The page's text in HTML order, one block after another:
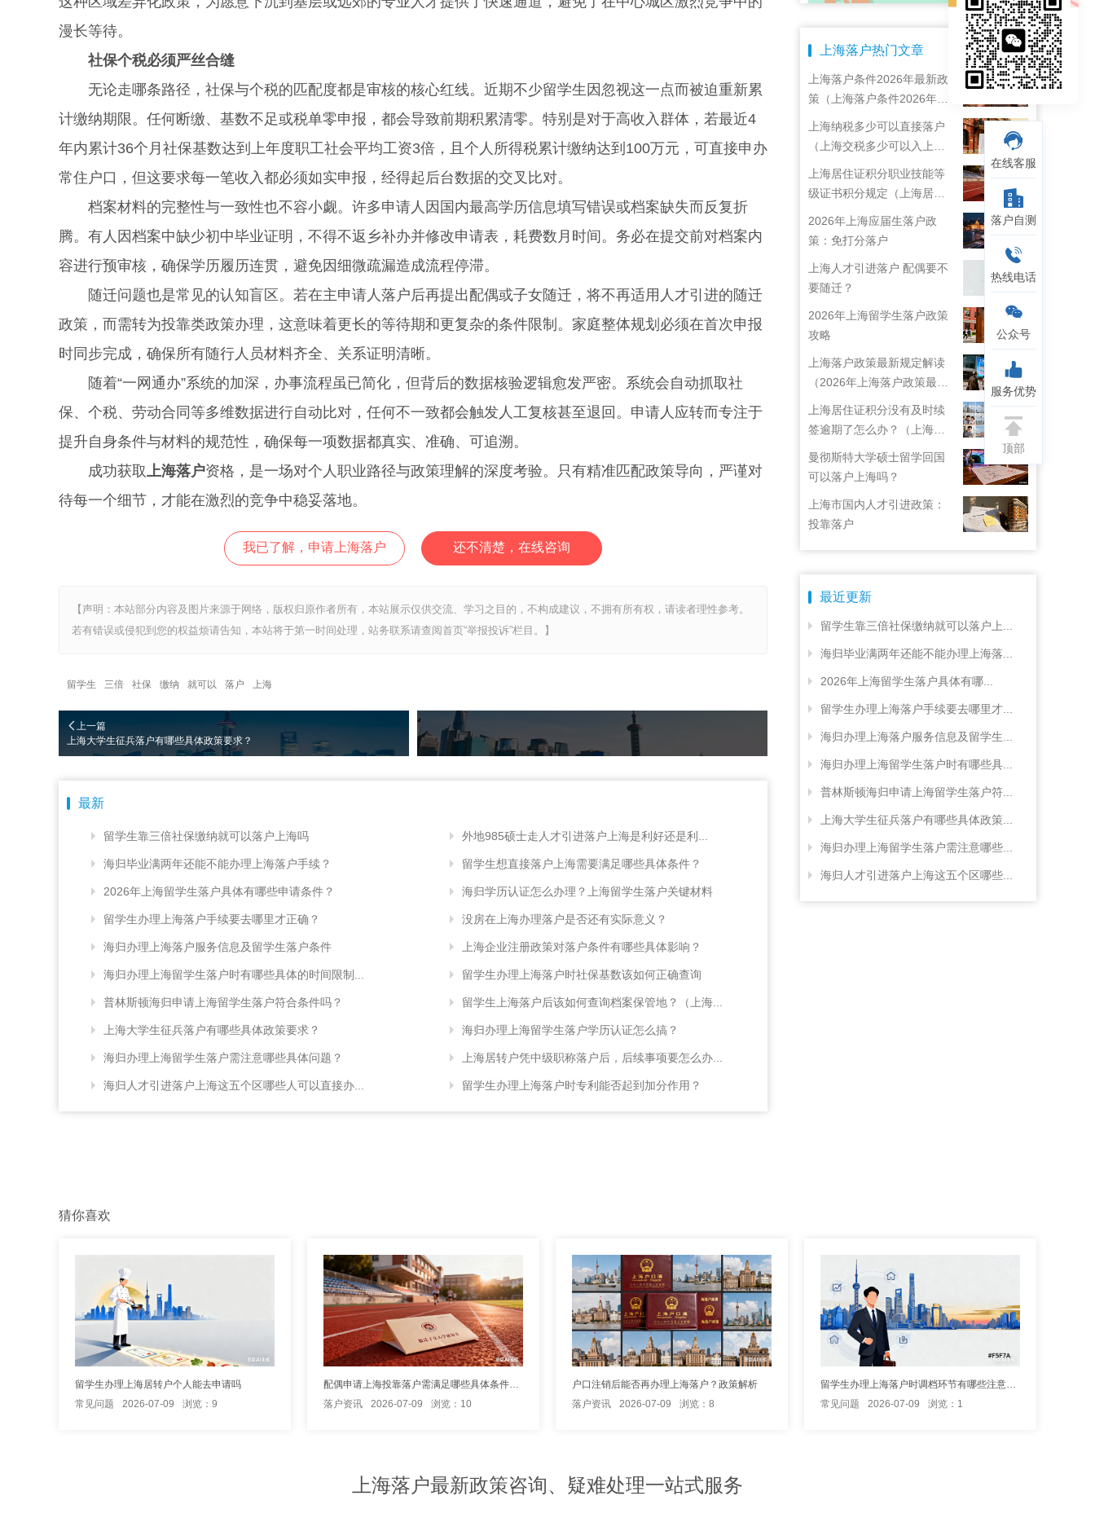
漫长等待。
社保个税必须严丝合缝
无论走哪条路径，社保与个税的匹配度都是审核的核心红线。近期不少留学生因忽视这一点而被迫重新累
计缴纳期限。任何断缴、基数不足或税单零申报，都会导致前期积累清零。特别是对于高收入群体，若最近4
年内累计36个月社保基数达到上年度职工社会平均工资3倍，且个人所得税累计缴纳达到100万元，可直接申办
常住户口，但这要求每一笔收入都必须如实申报，经得起后台数据的交叉比对。
档案材料的完整性与一致性也不容小觑。许多申请人因国内最高学历信息填写错误或档案缺失而反复折
腾。有人因档案中缺少初中毕业证明，不得不返乡补办并修改申请表，耗费数月时间。务必在提交前对档案内
容进行预审核，确保学历履历连贯，避免因细微疏漏造成流程停滞。
随迁问题也是常见的认知盲区。若在主申请人落户后再提出配偶或子女随迁，将不再适用人才引进的随迁
政策，而需转为投靠类政策办理，这意味着更长的等待期和更复杂的条件限制。家庭整体规划必须在首次申报
时同步完成，确保所有随行人员材料齐全、关系证明清晰。
随着“一网通办”系统的加深，办事流程虽已简化，但背后的数据核验逻辑愈发严密。系统会自动抓取社
保、个税、劳动合同等多维数据进行自动比对，任何不一致都会触发人工复核甚至退回。申请人应转而专注于
提升自身条件与材料的规范性，确保每一项数据都真实、准确、可追溯。
成功获取 上海落户资格，是一场对个人职业路径与政策理解的深度考验。只有精准匹配政策导向，严谨对
待每一个细节，才能在激烈的竞争中稳妥落地。
我已了解，申请上海落户 还不清楚，在线咨询
【声明：本站部分内容及图片来源于网络，版权归原作者所有，本站展示仅供交流、学习之目的，不构成建议，不拥有所有权，请读者理性参考。
若有错误或侵犯到您的权益烦请告知，本站将于第一时间处理，站务联系请查阅首页“举报投诉”栏目。】
留学生 三倍 社保 缴纳 就可以 落户 上海
上一篇
上海大学生征兵落户有哪些具体政策要求？
最新
留学生靠三倍社保缴纳就可以落户上海吗
海归毕业满两年还能不能办理上海落户手续？
2026年上海留学生落户具体有哪些申请条件？
留学生办理上海落户手续要去哪里才正确？
海归办理上海落户服务信息及留学生落户条件
海归办理上海留学生落户时有哪些具体的时间限制...
普林斯顿海归申请上海留学生落户符合条件吗？
上海大学生征兵落户有哪些具体政策要求？
海归办理上海留学生落户需注意哪些具体问题？
海归人才引进落户上海这五个区哪些人可以直接办...
外地985硕士走人才引进落户上海是利好还是利...
留学生想直接落户上海需要满足哪些具体条件？
海归学历认证怎么办理？上海留学生落户关键材料
没房在上海办理落户是否还有实际意义？
上海企业注册政策对落户条件有哪些具体影响？
留学生办理上海落户时社保基数该如何正确查询
留学生上海落户后该如何查询档案保管地？（上海...
海归办理上海留学生落户学历认证怎么搞？
上海居转户凭中级职称落户后，后续事项要怎么办...
留学生办理上海落户时专利能否起到加分作用？
上海落户热门文章
上海落户条件2026年最新政
策（上海落户条件2026年最
新政策解读）
上海纳税多少可以直接落户
（上海交税多少可以入上海
户口）
上海居住证积分职业技能等
级证书积分规定（上海居住
证技能职称目录）
2026年上海应届生落户政
策：免打分落户
上海人才引进落户 配偶要不
要随迁？
2026年上海留学生落户政策
攻略
上海落户政策最新规定解读
（2026年上海落户政策最新
规定）
上海居住证积分没有及时续
签逾期了怎么办？（上海居
住证续签了但积分忘了）
曼彻斯特大学硕士留学回国
可以落户上海吗？
上海市国内人才引进政策：
投靠落户
最近更新
留学生靠三倍社保缴纳就可以落户上...
海归毕业满两年还能不能办理上海落...
2026年上海留学生落户具体有哪...
留学生办理上海落户手续要去哪里才...
海归办理上海落户服务信息及留学生...
海归办理上海留学生落户时有哪些具...
普林斯顿海归申请上海留学生落户符...
上海大学生征兵落户有哪些具体政策...
海归办理上海留学生落户需注意哪些...
海归人才引进落户上海这五个区哪些...
猜你喜欢
留学生办理上海居转户个人能去申请吗
常见问题
2026-07-09 浏览：9
配偶申请上海投靠落户需满足哪些具体条件要求？
落户资讯
2026-07-09 浏览：10
户口注销后能否再办理上海落户？政策解析
落户资讯
2026-07-09 浏览：8
留学生办理上海落户时调档环节有哪些注意事项？
常见问题
2026-07-09 浏览：1
上海落户最新政策咨询、疑难处理一站式服务
在线客服
落户自测
热线电话
公众号
服务优势
顶部